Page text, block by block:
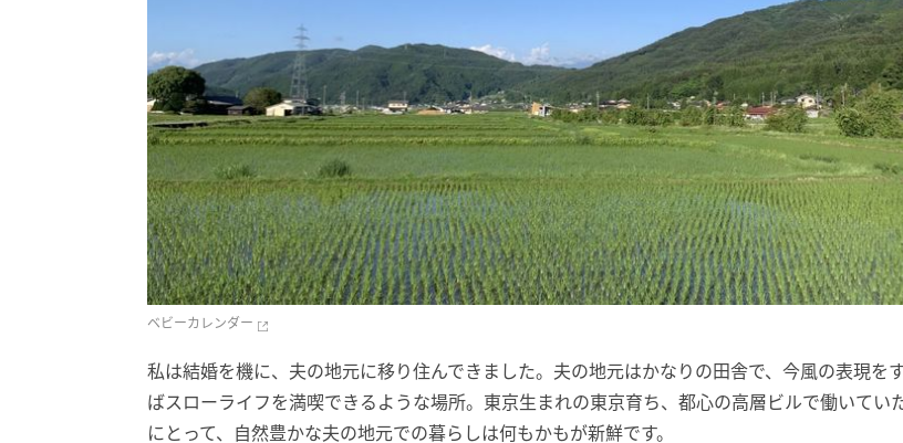
ベビーカレンダー
私は結婚を機に、夫の地元に移り住んできました。夫の地元はかなりの田舎で、今風の表現を
ばスローライフを満喫できるような場所。東京生まれの東京育ち、都心の高層ビルで働いてい
にとって、自然豊かな夫の地元での暮らしは何もかもが新鮮です。